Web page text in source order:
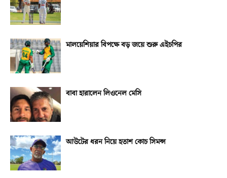
মালয়েশিয়ার বিপক্ষে বড় জয়ে শুরু এইচপির
বাবা হারালেন লিওনেল মেসি
আউটের ধরন নিয়ে হতাশ কোচ সিমন্স